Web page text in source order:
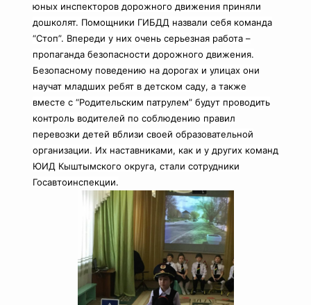
юных инспекторов дорожного движения приняли
дошколят. Помощники ГИБДД назвали себя команда
“Стоп”. Впереди у них очень серьезная работа –
пропаганда безопасности дорожного движения.
Безопасному поведению на дорогах и улицах они
научат младших ребят в детском саду, а также
вместе с “Родительским патрулем” будут проводить
контроль водителей по соблюдению правил
перевозки детей вблизи своей образовательной
организации. Их наставниками, как и у других команд
ЮИД Кыштымского округа, стали сотрудники
Госавтоинспекции.